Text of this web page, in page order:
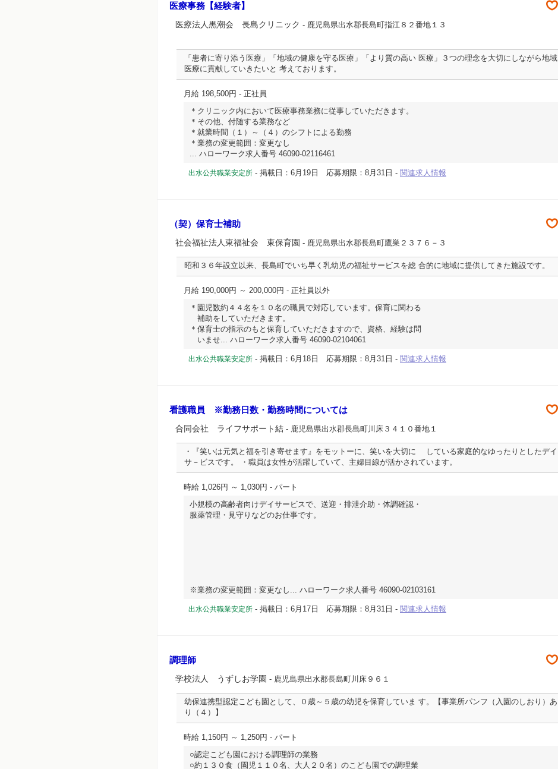
医療事務【経験者】
医療法人黒潮会 長島クリニック - 鹿児島県出水郡長島町指江８２番地１３
「患者に寄り添う医療」「地域の健康を守る医療」「より質の高い 医療」３つの理念を大切にしながら地域
医療に貢献していきたいと 考えております。
月給 198,500円 - 正社員
＊クリニック内において医療事務業務に従事していただきます。
＊その他、付随する業務など
＊就業時間（１）～（４）のシフトによる勤務
＊業務の変更範囲：変更なし
... ハローワーク求人番号 46090-02116461
出水公共職業安定所 - 掲載日：6月19日 応募期限：8月31日 - 関連求人情報
（契）保育士補助
社会福祉法人東福祉会 東保育園 - 鹿児島県出水郡長島町鷹巣２３７６－３
昭和３６年設立以来、長島町でいち早く乳幼児の福祉サービスを総 合的に地域に提供してきた施設です。
月給 190,000円 ～ 200,000円 - 正社員以外
＊園児数約４４名を１０名の職員で対応しています。保育に関わる
補助をしていただきます。
＊保育士の指示のもと保育していただきますので、資格、経験は問
いませ... ハローワーク求人番号 46090-02104061
出水公共職業安定所 - 掲載日：6月18日 応募期限：8月31日 - 関連求人情報
看護職員 ※勤務日数・勤務時間については
合同会社 ライフサポート結 - 鹿児島県出水郡長島町川床３４１０番地１
・『笑いは元気と福を引き寄せます』をモットーに、笑いを大切に している家庭的なゆったりとしたデイ
サ－ビスです。 ・職員は女性が活躍していて、主婦目線が活かされています。
時給 1,026円 ～ 1,030円 - パート
小規模の高齢者向けデイサービスで、送迎・排泄介助・体調確認・
服薬管理・見守りなどのお仕事です。
※業務の変更範囲：変更なし... ハローワーク求人番号 46090-02103161
出水公共職業安定所 - 掲載日：6月17日 応募期限：8月31日 - 関連求人情報
調理師
学校法人 うずしお学園 - 鹿児島県出水郡長島町川床９６１
幼保連携型認定こども園として、０歳～５歳の幼児を保育していま す。【事業所パンフ（入園のしおり）あ
り（４）】
時給 1,150円 ～ 1,250円 - パート
○認定こども園における調理師の業務
○約１３０食（園児１１０名、大人２０名）のこども園での調理業